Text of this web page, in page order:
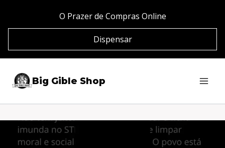
Conteúdo
O Prazer de Compras Online
Dispensar
Big Gible Shop